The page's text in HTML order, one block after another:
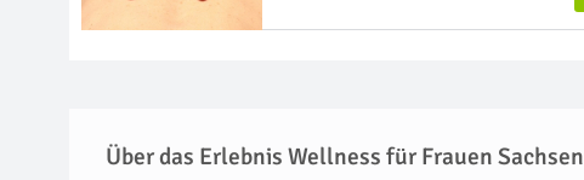
Über das Erlebnis Wellness für Frauen Sachsen